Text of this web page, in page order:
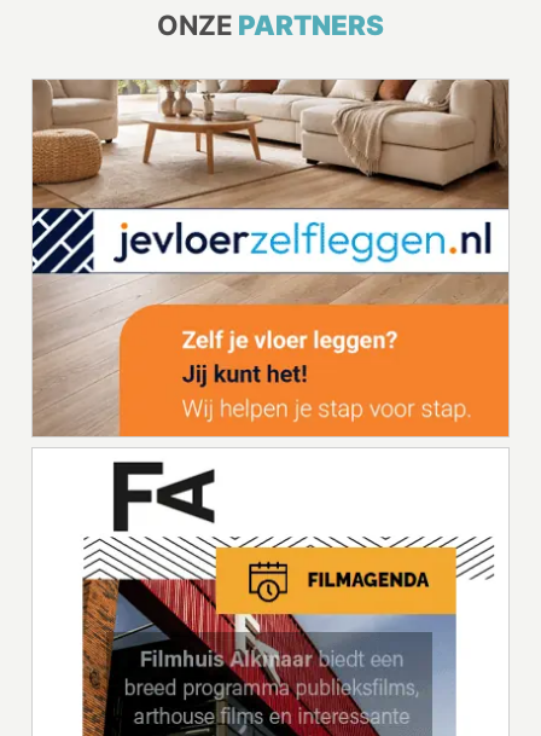
ONZE PARTNERS